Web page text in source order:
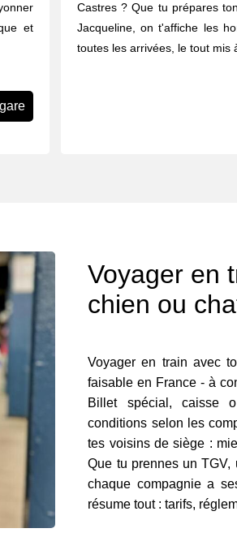
et
Castres ? Que tu prépares
Jacqueline, on t'affiche les
toutes les arrivées, le tout mis
Voyager en
chien ou
Voyager en train avec
faisable en France - à
Billet spécial, caisse
conditions selon les
tes voisins de siège :
Que tu prennes un
chaque compagnie a
résume tout : tarifs,